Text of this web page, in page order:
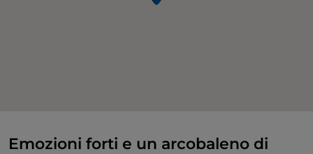
Emozioni forti e un arcobaleno di